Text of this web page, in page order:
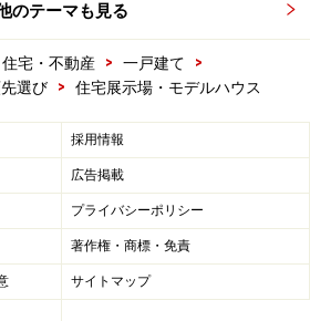
のテーマも見る
住宅・不動産 > 一戸建て
>
選び
> 住宅展示場・モデルハウス
採用情報
広告掲載
プライバシーポリシー
著作権・商標・免責
サイトマップ